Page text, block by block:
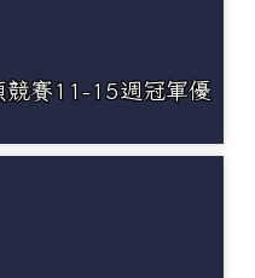
競賽11-15週冠軍優